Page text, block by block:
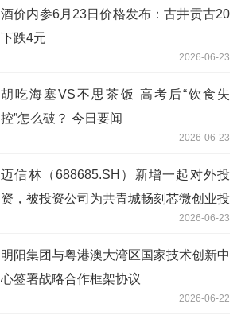
酒价内参6月23日价格发布：古井贡古20
下跌4元
2026-06-23
胡吃海塞VS不思茶饭 高考后“饮食失
控”怎么破？ 今日要闻
2026-06-23
迈信林（688685.SH）新增一起对外投
资，被投资公司为共青城畅刻芯微创业投
2026-06-23
明阳集团与粤港澳大湾区国家技术创新中
心签署战略合作框架协议
2026-06-22